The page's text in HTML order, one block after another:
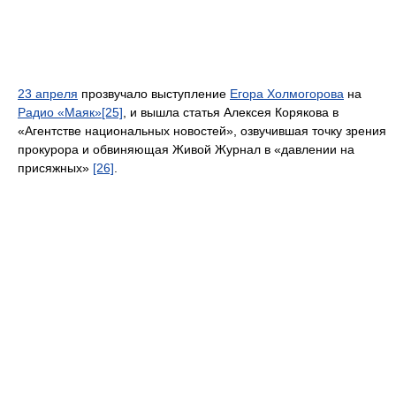
23 апреля прозвучало выступление Егора Холмогорова на
Радио «Маяк»[25] , и вышла статья Алексея Корякова в
«Агентстве национальных новостей», озвучившая точку зрения
прокурора и обвиняющая Живой Журнал в «давлении на
присяжных» [26]